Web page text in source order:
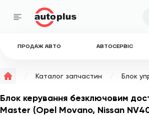
ПРОДАЖ АВТО АВТОСЕРВІС
Каталог запчастин Блок
Блок керування безключовим
Master (Opel Movano, Nissan